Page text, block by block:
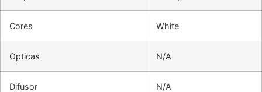
Cores White
Opticas N/A
Difusor N/A